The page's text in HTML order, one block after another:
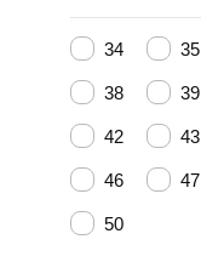
34 35
38 39
42 43
46 47
50